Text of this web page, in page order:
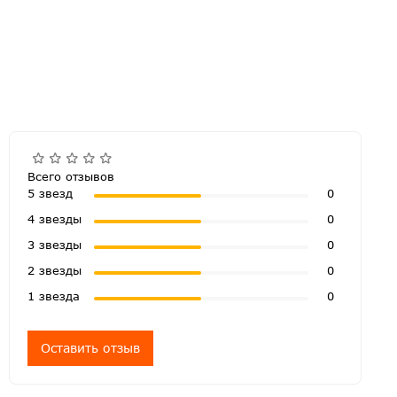
Всего отзывов
5 звезд
0
4 звезды
0
3 звезды
0
2 звезды
0
1 звезда
0
Оставить отзыв